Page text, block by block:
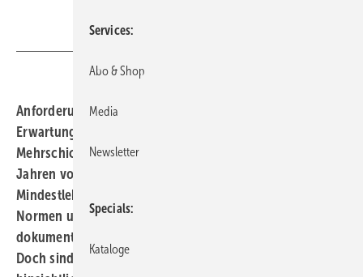
Anforderungen und Lebensdauer Entsprechend der
Erwartung an den Lebenszyklus eines Gebäudes wird für
Mehrschicht-Verbundrohre eine Lebensdauer von 50
Jahren vorausgesetzt. Für die Ermittlung dieser
Mindestlebensdauer gibt es klare Vorgaben, die auf
Normen und Regelwerken basieren. Ergänzend dazu
dokumentieren Prüf- und Gütezeichen die Beständigkeit.
Doch sind die vor Jahren definierten Anforderungen
Services
Abo & Shop
Media
Newsletter
Specials
Kataloge